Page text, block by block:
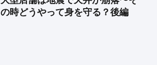
の時どうやって身を守る？後編